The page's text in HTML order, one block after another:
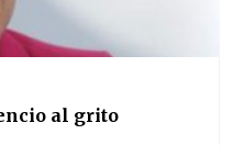
al grito